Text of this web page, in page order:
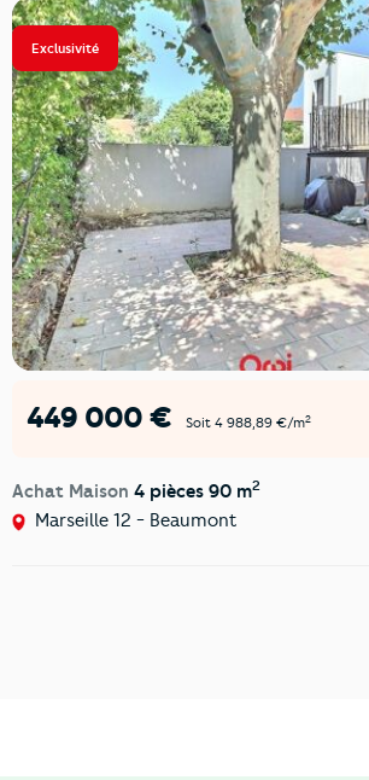
Exclusivité
449 000 € Soit 4 988,89 €/m2
Achat Maison 4 pièces 90 m2
Marseille 12 - Beaumont